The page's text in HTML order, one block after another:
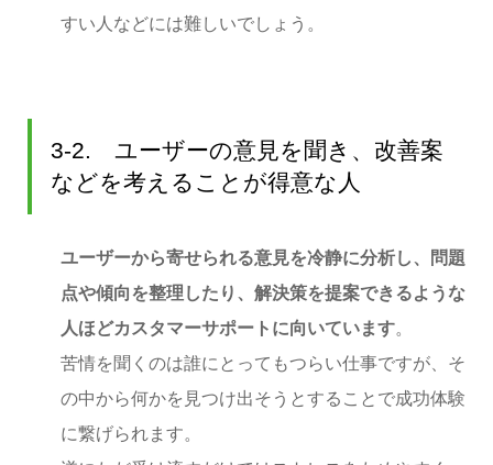
すい人などには難しいでしょう。
3-2. ユーザーの意見を聞き、改善案
などを考えることが得意な人
ユーザーから寄せられる意見を冷静に分析し、問題
点や傾向を整理したり、解決策を提案できるような
人ほどカスタマーサポートに向いています。
苦情を聞くのは誰にとってもつらい仕事ですが、そ
の中から何かを見つけ出そうとすることで成功体験
に繋げられます。